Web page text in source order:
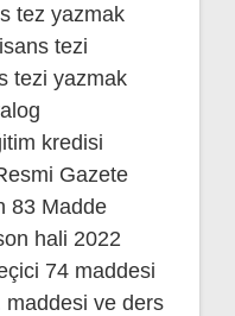
tez yazmak
tezi
tezi yazmak
kredisi
Gazete
83 Madde
hali 2022
74 maddesi
maddesi ve ders